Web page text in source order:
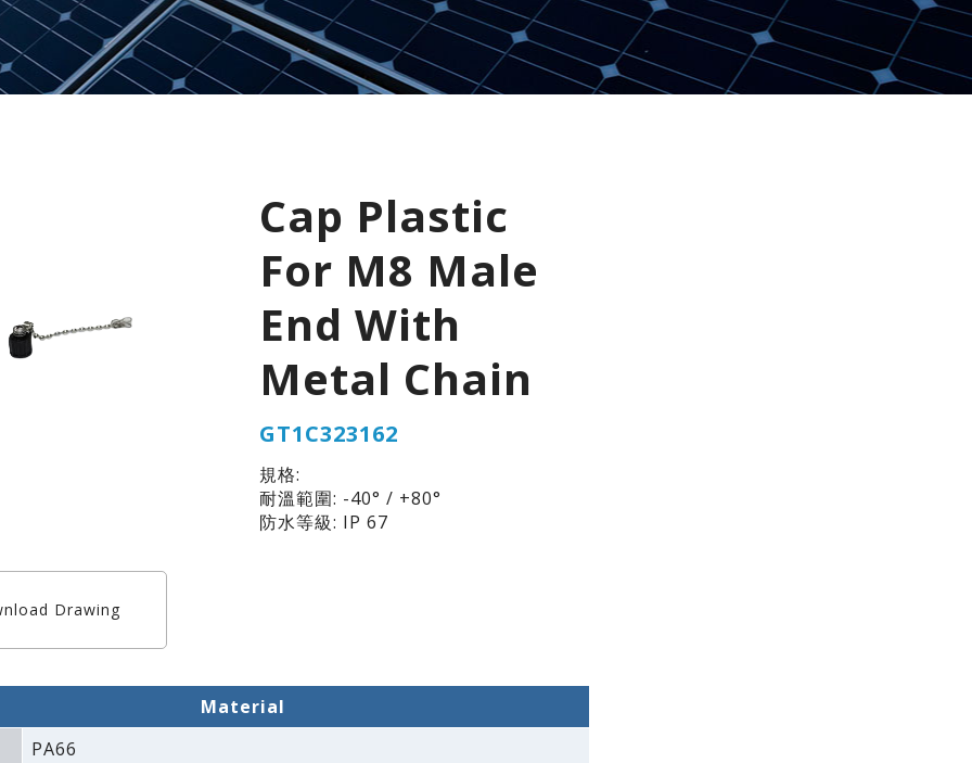
Cap Plastic
For M8 Male
End With
Metal Chain
GT1C323162
規格:
耐溫範圍: -40° / +80°
防水等級: IP 67
Drawing
Material
PA66